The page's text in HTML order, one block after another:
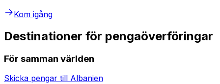
Kom igång
Destinationer för pengaöverföringar
För samman världen
Skicka pengar till Albanien